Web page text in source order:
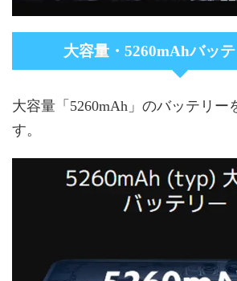
大容量・5260mAhバッ
大容量「5260mAh」のバッテリー
す。